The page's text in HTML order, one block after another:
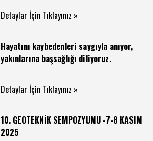
Detaylar İçin Tıklayınız »
Hayatını kaybedenleri saygıyla anıyor,
yakınlarına başsağlığı diliyoruz.
Detaylar İçin Tıklayınız »
10. GEOTEKNİK SEMPOZYUMU -7-8 KASIM
2025